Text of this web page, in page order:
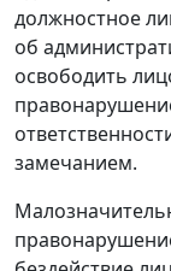
должностное
об
освободить
замечанием.